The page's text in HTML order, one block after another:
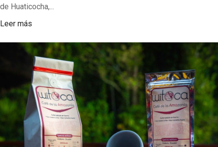
de Huaticocha,...
Leer más